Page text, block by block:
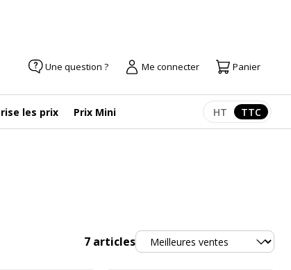
Une question ? Me connecter Panier
les prix Prix Mini Afficher les
HT TTC
7 articlesTrier